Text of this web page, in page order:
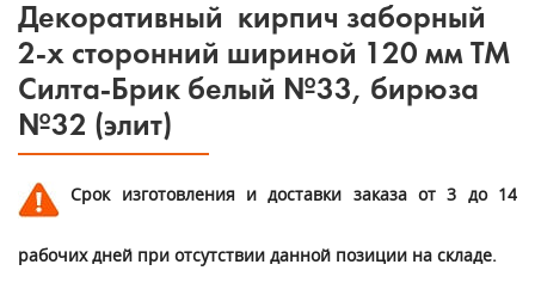
Декоративный кирпич заборный
2-х сторонний шириной 120 мм ТМ
Силта-Брик белый №33, бирюза
№32 (элит)
Срок изготовления и доставки заказа от 3 до 14
рабочих дней при отсутствии данной позиции на складе.